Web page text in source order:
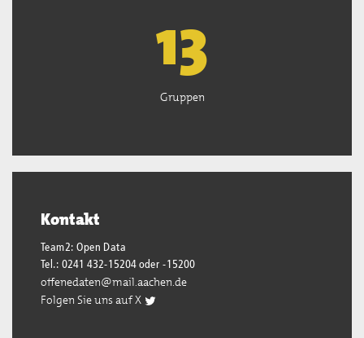
13
Gruppen
Kontakt
Team2: Open Data
Tel.: 0241 432-15204 oder -15200
offenedaten@mail.aachen.de
Folgen Sie uns auf X